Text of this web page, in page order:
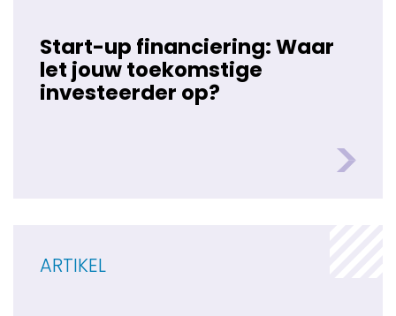
Start-up financiering: Waar
let jouw toekomstige
investeerder op?
ARTIKEL